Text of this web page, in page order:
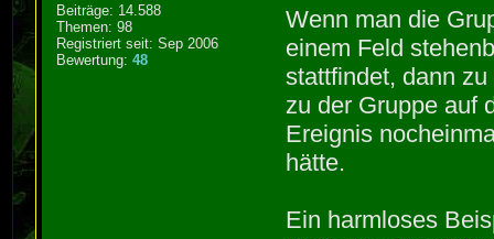
Beiträge: 14.588
Themen: 98
Registriert seit: Sep 2006
Bewertung:48
Wenn man die
einem Feld
stattfindet, dann
zu der Gruppe auf
Ereignis
hätte.
Ein harmloses